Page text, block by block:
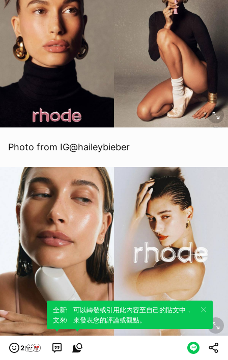
Photo from IG@haileybieber
2
全新體驗！一鍵引用此內容，透過發布貼
文來輕鬆表達個人立場。
可以轉發或引用此內容至自己的貼文中，
來發表您的評論或觀點。